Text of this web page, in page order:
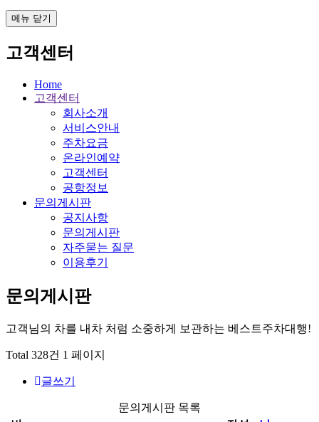
메뉴 닫기
고객센터
Home
고객센터
회사소개
서비스안내
주차요금
온라인예약
고객센터
공항정보
문의게시판
공지사항
문의게시판
자주묻는 질문
이용후기
문의게시판
고객님의 차를 내차 처럼 소중하게 보관하는 베스트주차대행!
Total 328건 1 페이지
글쓰기
문의게시판 목록